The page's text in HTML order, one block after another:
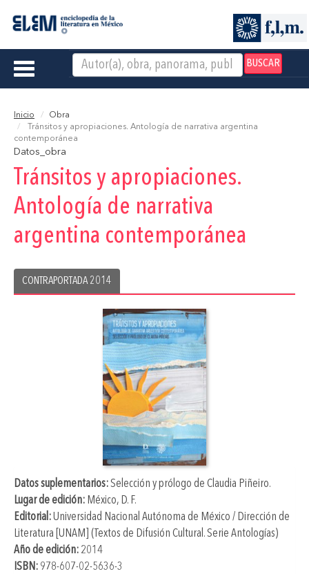
BUSCAR
Toggle
Inicio
Obra
Tránsitos y apropiaciones. Antología de narrativa argentina
contemporánea
Datos_obra
Tránsitos y apropiaciones.
Antología de narrativa
argentina contemporánea
CONTRAPORTADA 2014
Datos suplementarios:Selección y prólogo de Claudia Piñeiro.
Lugar de edición: México, D. F.
Editorial:Universidad Nacional Autónoma de México / Dirección de
Literatura [UNAM] (Textos de Difusión Cultural. Serie Antologías)
Año de edición: 2014
ISBN: 978-607-02-5636-3